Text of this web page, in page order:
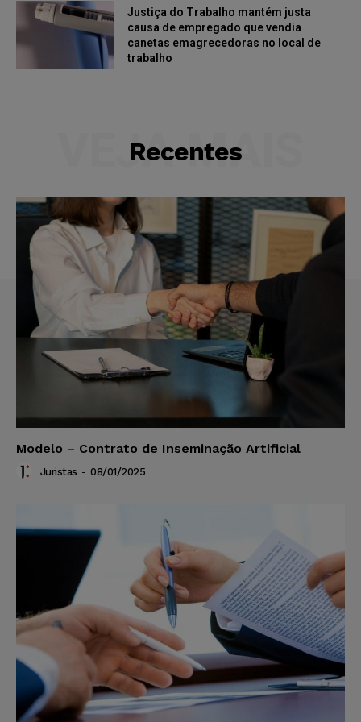
Justiça do Trabalho mantém justa
causa de empregado que vendia
canetas emagrecedoras no local de
trabalho
Recentes
VEJA MAIS
Modelo – Contrato de Inseminação Artificial
Juristas - 08/01/2025